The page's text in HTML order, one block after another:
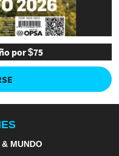
por $75
MUNDO